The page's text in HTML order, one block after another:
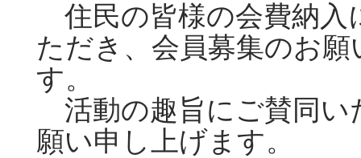
住民の皆様の会費納入
ただき、会員募集のお
す。
活動の趣旨にご賛同い
願い申し上げます。